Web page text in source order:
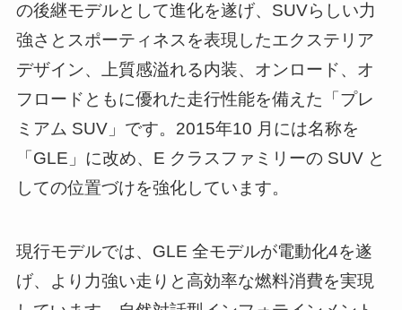
の後継モデルとして進化を遂げ、SUVらしい力
強さとスポーティネスを表現したエクステリア
デザイン、上質感溢れる内装、オンロード、オ
フロードともに優れた走行性能を備えた「プレ
ミアム SUV」です。2015年10 月には名称を
「GLE」に改め、E クラスファミリーの SUV と
しての位置づけを強化しています。
現行モデルでは、GLE 全モデルが電動化4を遂
げ、より力強い走りと高効率な燃料消費を実現